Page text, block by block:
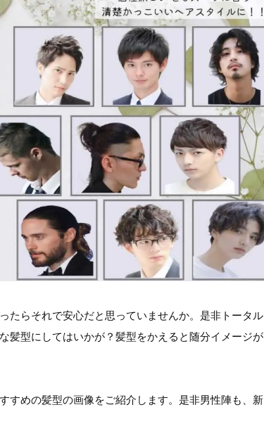
たらそれで安心だと思っていませんか。是非トータル
髪型にしてはいかが？髪型をかえると随分イメージが
すめの髪型の画像をご紹介します。是非男性陣も、新